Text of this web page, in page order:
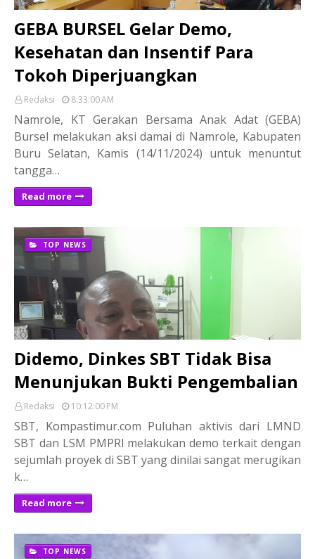
GEBA BURSEL Gelar Demo,
Kesehatan dan Insentif Para
Tokoh Diperjuangkan
Redaksi 8:33:00 AM
Namrole, KT Gerakan Bersama Anak Adat (GEBA)
Bursel melakukan aksi damai di Namrole, Kabupaten
Buru Selatan, Kamis (14/11/2024) untuk menuntut
tangga…
Read more
TOP NEWS
Didemo, Dinkes SBT Tidak Bisa
Menunjukan Bukti Pengembalian
Redaksi 10:12:00 PM
SBT, Kompastimur.com Puluhan aktivis dari LMND
SBT dan LSM PMPRI melakukan demo terkait dengan
sejumlah proyek di SBT yang dinilai sangat merugikan
k…
Read more
TOP NEWS